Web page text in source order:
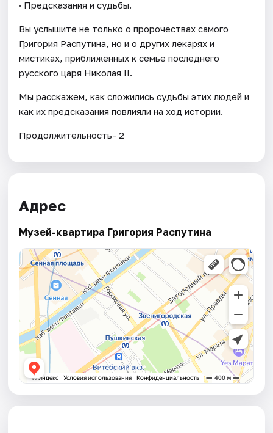
· Предсказания и судьбы.
Вы услышите не только о пророчествах самого
Григория Распутина, но и о других лекарях и
мистиках, приближенных к семье последнего
русского царя Николая II.
Мы расскажем, как сложились судьбы этих людей и
как их предсказания повлияли на ход истории.
Продолжительность- 2
Адрес
Музей-квартира Григория Распутина